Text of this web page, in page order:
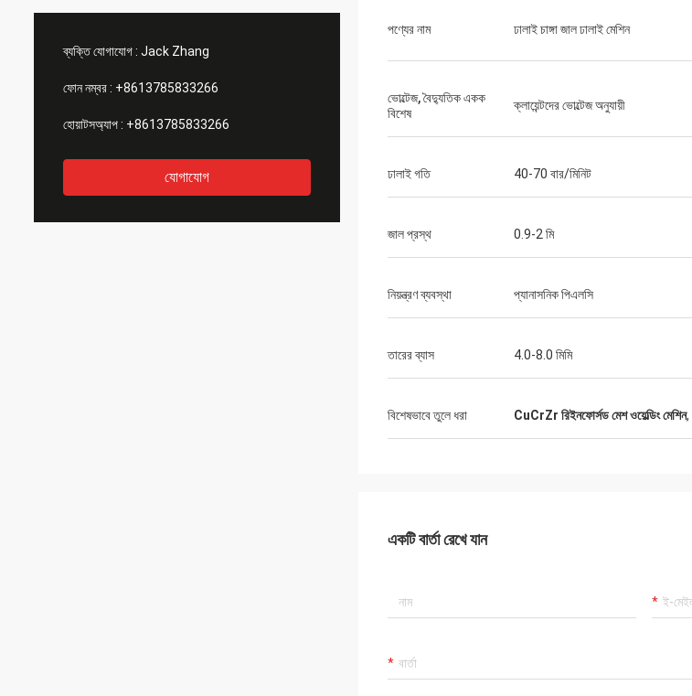
ব্যক্তি যোগাযোগ : Jack Zhang
ফোন নম্বর : +8613785833266
হোয়াটসঅ্যাপ : +8613785833266
যোগাযোগ
পণ্যের নাম ঢালাই চাঙ্গা জাল ঢালাই মেশিন
ভোল্টেজ, বৈদ্যুতিক একক
বিশেষ
ক্লায়েন্টদের ভোল্টেজ অনুযায়ী
ঢালাই গতি 40-70 বার/মিনিট
জাল প্রস্থ 0.9-2 মি
নিয়ন্ত্রণ ব্যবস্থা প্যানাসনিক পিএলসি
তারের ব্যাস 4.0-8.0 মিমি
বিশেষভাবে তুলে ধরা CuCrZr রিইনফোর্সড মেশ ওয়েল্ডিং মেশিন,
একটি বার্তা রেখে যান